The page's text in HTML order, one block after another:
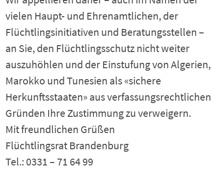
vielen Haupt- und Ehrenamtlichen, der
Flüchtlingsinitiativen und Beratungsstellen –
an Sie, den Flüchtlingsschutz nicht weiter
auszuhöhlen und der Einstufung von Algerien,
Marokko und Tunesien als «sichere
Herkunftsstaaten» aus verfassungsrechtlichen
Gründen Ihre Zustimmung zu verweigern.
Mit freundlichen Grüßen
Flüchtlingsrat Brandenburg
Tel.: 0331 – 71 64 99